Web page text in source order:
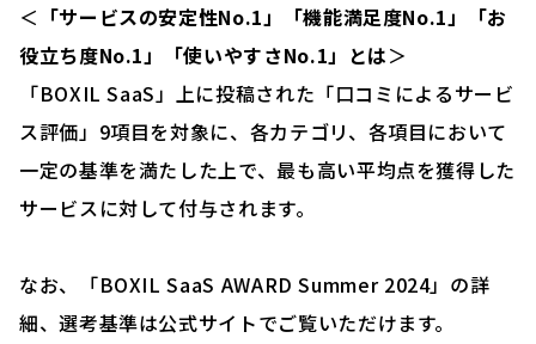
＜ 「サービスの安定性No.1」「機能満足度No.1」「お
役立ち度No.1」「使いやすさNo.1」とは＞
「BOXIL SaaS」上に投稿された「口コミによるサービ
ス評価」9項目を対象に、各カテゴリ、各項目において
一定の基準を満たした上で、最も高い平均点を獲得した
サービスに対して付与されます。
なお、「BOXIL SaaS AWARD Summer 2024」の詳
細、選考基準は公式サイトでご覧いただけます。